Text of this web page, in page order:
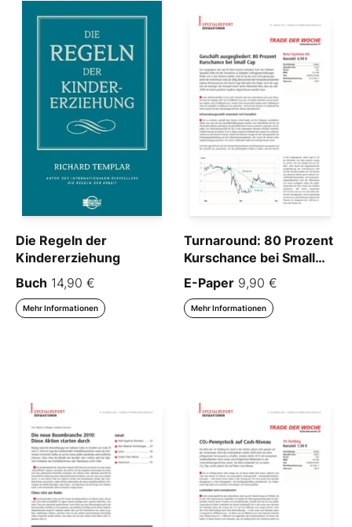
Die Regeln der
Kindererziehung
Buch 14,90 €
Mehr Informationen
Turnaround: 80 Prozent
Kurschance bei Small
Cap
E-Paper 9,90 €
Mehr Informationen